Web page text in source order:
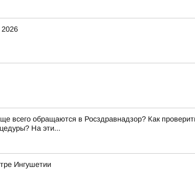
2026
обращаются в Росздравнадзор? Как
На эти...
Ингушетии